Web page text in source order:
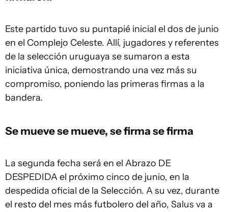
Este partido tuvo su puntapié inicial el dos de junio
en el Complejo Celeste. Allí, jugadores y referentes
de la selección uruguaya se sumaron a esta
iniciativa única, demostrando una vez más su
compromiso, poniendo las primeras firmas a la
bandera.
Se mueve se mueve, se firma se firma
La segunda fecha será en el Abrazo DE
DESPEDIDA el próximo cinco de junio, en la
despedida oficial de la Selección. A su vez, durante
el resto del mes más futbolero del año, Salus va a